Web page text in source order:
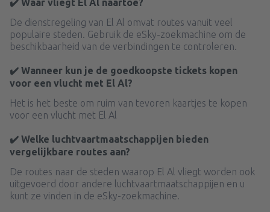
✔️ Waar vliegt El Al naartoe?
De dienstregeling van El Al omvat routes vanuit veel
populaire steden. Gebruik de eSky-zoekmachine om de
beschikbaarheid van de verbindingen te controleren.
✔️ Wanneer kun je de goedkoopste tickets kopen
voor een vlucht met El Al?
Het is het beste om ruim van tevoren kaartjes te kopen
voor een vlucht met El Al
✔️ Welke luchtvaartmaatschappijen bieden
vergelijkbare routes aan?
De routes naar de steden waarop El Al vliegt worden ook
uitgevoerd door andere luchtvaartmaatschappijen en u
kunt ze vinden in de eSky-zoekmachine.